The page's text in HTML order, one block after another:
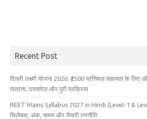
Recent Post
दिल्ली लक्ष्मी योजना 2026: ₹2500 प्रतिमाह सहायता के
पात्रता, दस्तावेज़ और पूरी प्रक्रिया
REET Mains Syllabus 2027 in Hindi (Level-1 & Level-
सिलेबस, अंक, समय और तैयारी रणनीति